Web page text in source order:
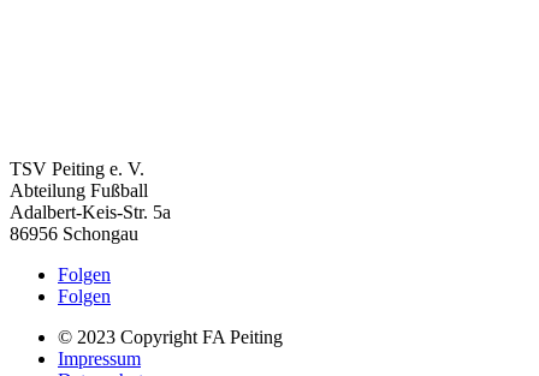
TSV Peiting e. V.
Abteilung Fußball
Adalbert-Keis-Str. 5a
86956 Schongau
Folgen
Folgen
© 2023 Copyright FA Peiting
Impressum